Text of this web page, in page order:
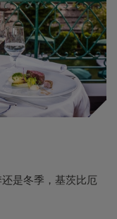
是冬季，基茨比厄